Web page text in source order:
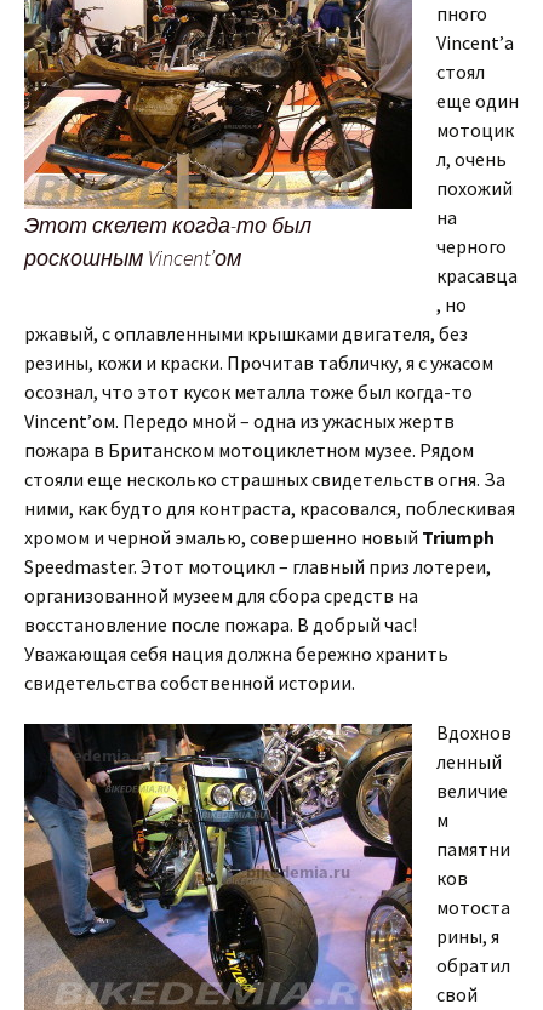
Этот скелет когда-то был
роскошным Vincent’ом
пного
Vincent’а
стоял
еще один
мотоцик
л, очень
похожий
на
черного
красавца
, но
ржавый, с оплавленными крышками двигателя, без
резины, кожи и краски. Прочитав табличку, я с ужасом
осознал, что этот кусок металла тоже был когда-то
Vincent’ом. Передо мной – одна из ужасных жертв
пожара в Британском мотоциклетном музее. Рядом
стояли еще несколько страшных свидетельств огня. За
ними, как будто для контраста, красовался, поблескивая
хромом и черной эмалью, совершенно новый Triumph
Speedmaster. Этот мотоцикл – главный приз лотереи,
организованной музеем для сбора средств на
восстановление после пожара. В добрый час!
Уважающая себя нация должна бережно хранить
свидетельства собственной истории.
Вдохнов
ленный
величие
м
памятни
ков
мотоста
рины, я
обратил
свой